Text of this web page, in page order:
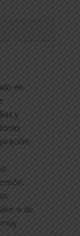
en
y
o de